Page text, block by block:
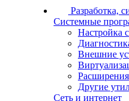
Разработка,
Системные
Настройка
Внешние
Другие
Сеть и интернет